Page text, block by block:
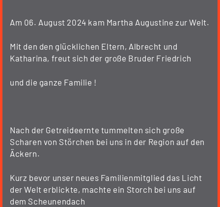
Am 06. August 2024 kam Martha Augustine zur Welt.
Mit den den glücklichen Eltern, Albrecht und
Katharina, freut sich der große Bruder Friedrich
und die ganze Familie !
Nach der Getreideernte tummelten sich große
Scharen von Störchen bei uns in der Region auf den
Äckern.
Kurz bevor unser neues Familienmitglied das Licht
der Welt erblickte, machte ein Storch bei uns auf
dem Scheunendach